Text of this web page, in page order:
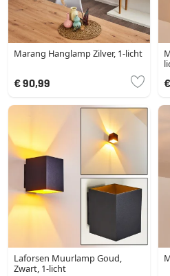
Marang Hanglamp Zilver, 1-licht
€ 90,99
Laforsen Muurlamp Goud,
Zwart, 1-licht